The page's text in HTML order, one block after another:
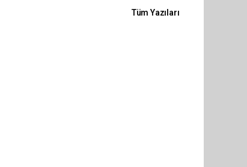
Tüm Yazıları